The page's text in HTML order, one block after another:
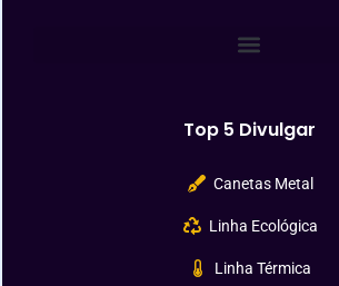
Top 5 Divulgar
Canetas Metal
Linha Ecológica
Linha Térmica